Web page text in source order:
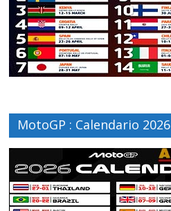
MotoGP : Calendario 2026